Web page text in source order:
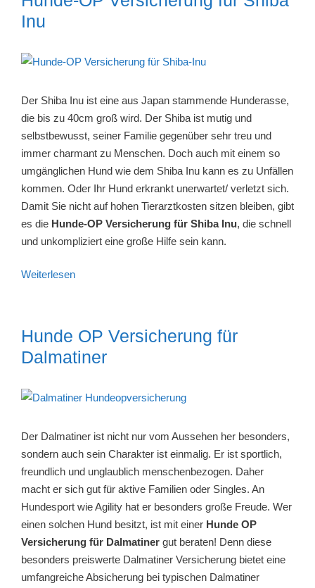
Inu
Der Shiba Inu ist eine aus Japan stammende Hunderasse,
die bis zu 40cm groß wird. Der Shiba ist mutig und
selbstbewusst, seiner Familie gegenüber sehr treu und
immer charmant zu Menschen. Doch auch mit einem so
umgänglichen Hund wie dem Shiba Inu kann es zu Unfällen
kommen. Oder Ihr Hund erkrankt unerwartet/ verletzt sich.
Damit Sie nicht auf hohen Tierarztkosten sitzen bleiben, gibt
es die Hunde-OP Versicherung für Shiba Inu, die schnell
und unkompliziert eine große Hilfe sein kann.
Weiterlesen
Hunde OP Versicherung für
Dalmatiner
Der Dalmatiner ist nicht nur vom Aussehen her besonders,
sondern auch sein Charakter ist einmalig. Er ist sportlich,
freundlich und unglaublich menschenbezogen. Daher
macht er sich gut für aktive Familien oder Singles. An
Hundesport wie Agility hat er besonders große Freude. Wer
einen solchen Hund besitzt, ist mit einer Hunde OP
Versicherung für Dalmatiner gut beraten! Denn diese
besonders preiswerte Dalmatiner Versicherung bietet eine
umfangreiche Absicherung bei typischen Dalmatiner